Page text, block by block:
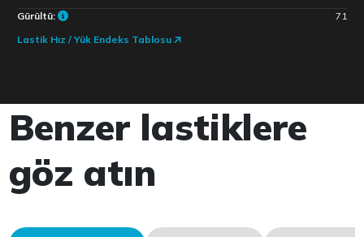
Gürültü:
71
Lastik Hız / Yük Endeks Tablosu
Benzer lastiklere
göz atın